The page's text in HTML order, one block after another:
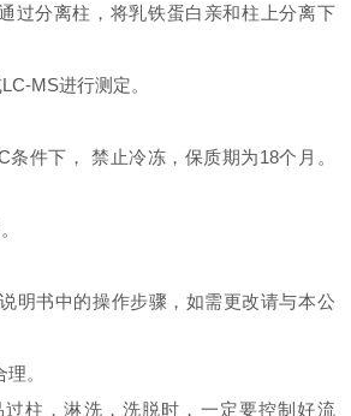
过分离柱，将乳铁蛋白亲和柱上分离下
LC-MS进行测定。
条件下， 禁止冷冻，保质期为18个月。
。
明书中的操作步骤，如需更改请与本公
。
柱，淋洗，洗脱时，一定要控制好流